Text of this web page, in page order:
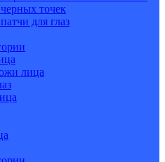
точек
для глаз
лица